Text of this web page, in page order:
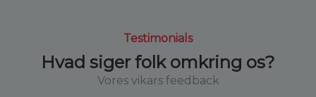
Testimonials
Hvad siger folk omkring os?
Vores vikars feedback